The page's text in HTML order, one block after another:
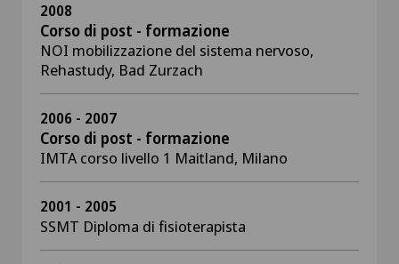
2008
Corso di post - formazione
NOI mobilizzazione del sistema nervoso,
Rehastudy, Bad Zurzach
2006 - 2007
Corso di post - formazione
IMTA corso livello 1 Maitland, Milano
2001 - 2005
SSMT Diploma di fisioterapista